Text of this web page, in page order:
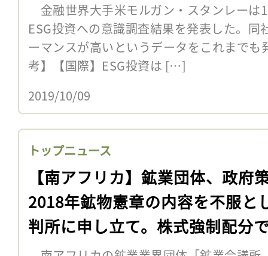
金融世界大手米モルガン・スタンレーは
ESG投資への意識調査結果を発表した。同
ーマンスが高いというデータをこれまでも
考】【国際】ESG投資は […]
2019/10/09
トップニュース
【南アフリカ】鉱業団体、政府
2018年鉱物憲章の内容を不服と
判所に申し立て。株式強制配分